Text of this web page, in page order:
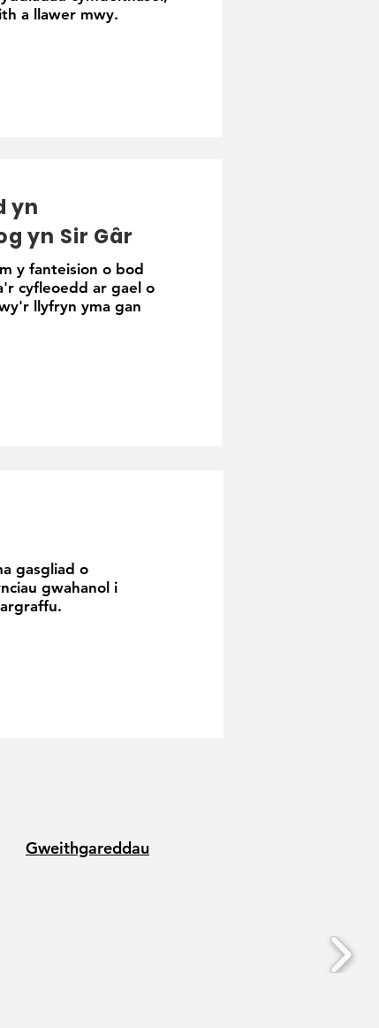
a llawer mwy.
yn
yn Sir Gâr
y fanteision o bod
cyfleoedd ar gael o
llyfryn yma gan
gasgliad o
gwahanol i
Gweithgareddau